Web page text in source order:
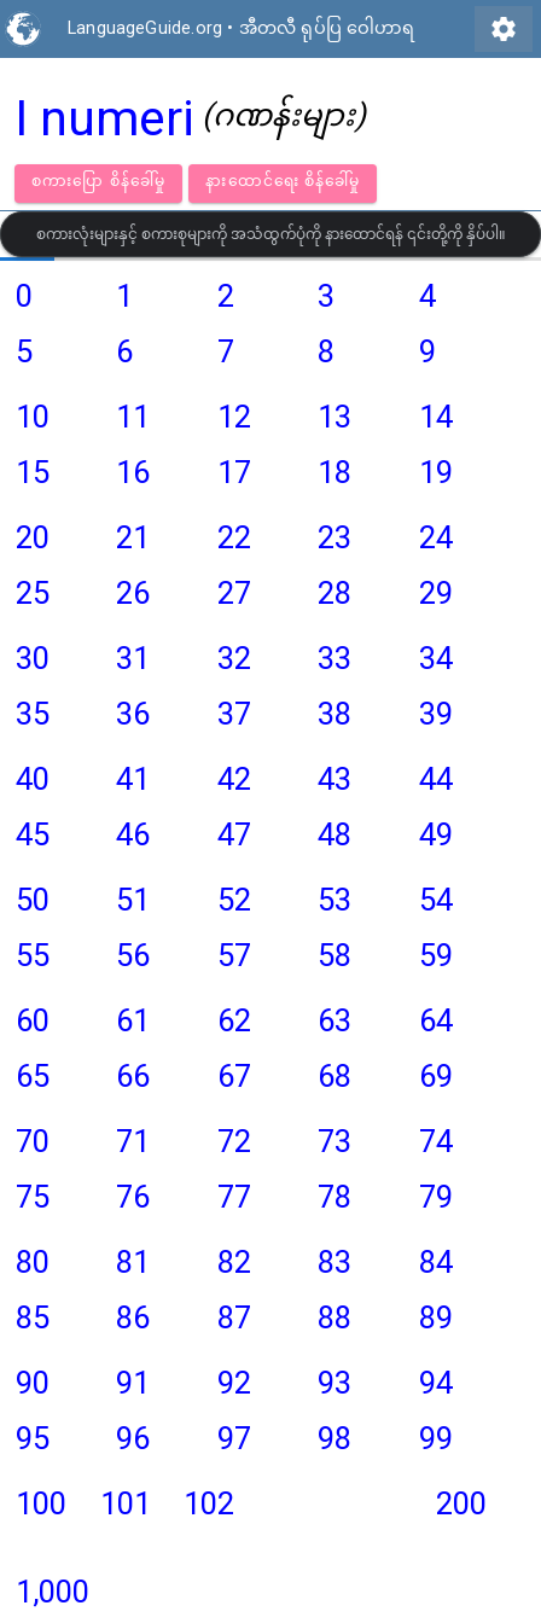
LanguageGuide.org • အီတလီ ရုပ်ပြ ဝေါဟာရ settings
I numeri (ဂဏန်းများ)
စကားပြော စိန်ခေါ်မှု နားထောင်ရေး စိန်ခေါ်မှု
စကားလုံးများနှင့် စကားစုများကို အသံထွက်ပုံကို နားထောင်ရန် ၎င်းတို့ကို နှိပ်ပါ။
0 1 2 3
4
5
6 7 8
9
10
11 12 13
14
15
16 17 18
19
20
21 22 23
24
25
26 27 28
29
30
31 32 33
34
35
36 37 38
39
40
41 42 43
44
45
46 47 48
49
50
51 52 53
54
55
56 57 58
59
60
61 62 63
64
65
66 67 68
69
70
71 72 73
74
75
76 77 78
79
80
81 82 83
84
85
86 87 88
89
90
91 92 93
94
95
96 97 98
99
100
101 102 200
1,000